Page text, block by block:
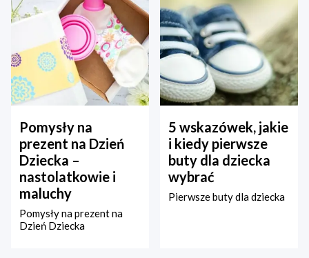
Pomysły na
prezent na Dzień
Dziecka –
nastolatkowie i
maluchy
Pomysły na prezent na
Dzień Dziecka
5 wskazówek, jakie
i kiedy pierwsze
buty dla dziecka
wybrać
Pierwsze buty dla dziecka